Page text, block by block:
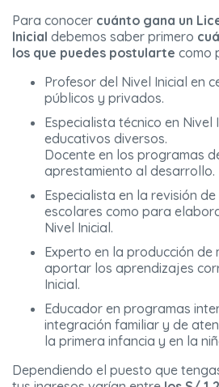
Para conocer cuánto gana un
Inicial debemos saber primero
los que puedes postularte como
Profesor del Nivel Inicial en
públicos y privados.
Especialista técnico en Nivel
educativos diversos.
Docente en los programas
aprestamiento al desarrollo.
Especialista en la revisión
escolares como para
Nivel Inicial.
Experto en la producción de
aportar los aprendizajes
Inicial.
Educador en programas
integración familiar y de
la primera infancia y en la
Dependiendo el puesto que